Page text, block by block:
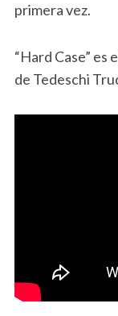
primera vez.
“Hard Case” es
de Tedeschi